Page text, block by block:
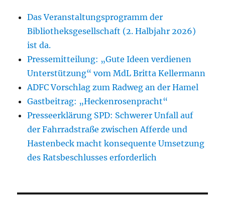
Das Veranstaltungsprogramm der
Bibliotheksgesellschaft (2. Halbjahr 2026)
ist da.
Pressemitteilung: „Gute Ideen verdienen
Unterstützung“ vom MdL Britta Kellermann
ADFC Vorschlag zum Radweg an der Hamel
Gastbeitrag: „Heckenrosenpracht“
Presseerklärung SPD: Schwerer Unfall auf
der Fahrradstraße zwischen Afferde und
Hastenbeck macht konsequente Umsetzung
des Ratsbeschlusses erforderlich